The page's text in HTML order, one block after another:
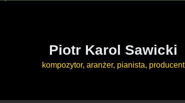
Piotr Karol Sawicki
kompozytor, aranżer, pianista, producent